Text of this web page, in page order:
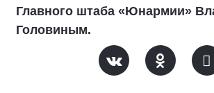
Главного штаба «Юнармии»
Головиным.